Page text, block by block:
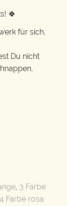
🍀
für sich,
Du nicht
, 3 Farbe
4 Farbe rosa